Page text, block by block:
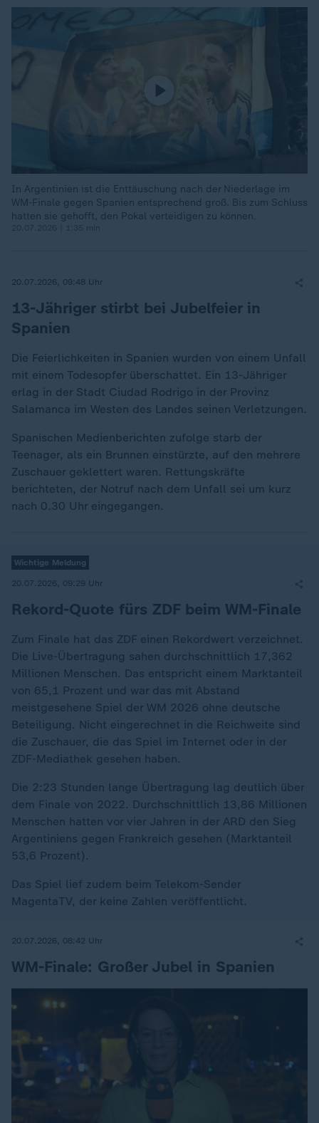
In Argentinien ist die Enttäuschung nach der Niederlage im
WM-Finale gegen Spanien entsprechend groß. Bis zum Schluss
hatten sie gehofft, den Pokal verteidigen zu können.
20.07.2026, 09:48 Uhr
13-Jähriger stirbt bei Jubelfeier in
Spanien
Die Feierlichkeiten in Spanien wurden von einem Unfall
mit einem Todesopfer überschattet. Ein 13-Jähriger
erlag in der Stadt Ciudad Rodrigo in der Provinz
Salamanca im Westen des Landes seinen Verletzungen.
Spanischen Medienberichten zufolge starb der
Teenager, als ein Brunnen einstürzte, auf den mehrere
Zuschauer geklettert waren. Rettungskräfte
berichteten, der Notruf nach dem Unfall sei um kurz
nach 0.30 Uhr eingegangen.
Wichtige Meldung
20.07.2026, 09:29 Uhr
Rekord-Quote fürs ZDF beim WM-Finale
Zum Finale hat das ZDF einen Rekordwert verzeichnet.
Die Live-Übertragung sahen durchschnittlich 17,362
Millionen Menschen. Das entspricht einem Marktanteil
von 65,1 Prozent und war das mit Abstand
meistgesehene Spiel der WM 2026 ohne deutsche
Beteiligung. Nicht eingerechnet in die Reichweite sind
die Zuschauer, die das Spiel im Internet oder in der
ZDF-Mediathek gesehen haben.
Die 2:23 Stunden lange Übertragung lag deutlich über
dem Finale von 2022. Durchschnittlich 13,86 Millionen
Menschen hatten vor vier Jahren in der ARD den Sieg
Argentiniens gegen Frankreich gesehen (Marktanteil
53,6 Prozent).
Das Spiel lief zudem beim Telekom-Sender
MagentaTV, der keine Zahlen veröffentlicht.
20.07.2026, 08:42 Uhr
WM-Finale: Großer Jubel in Spanien